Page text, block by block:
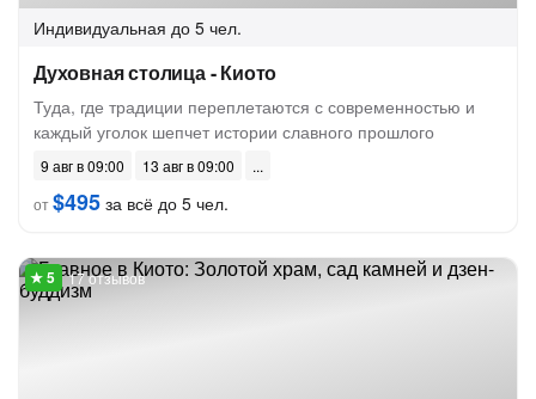
Индивидуальная до 5 чел.
Духовная столица - Киото
Туда, где традиции переплетаются с современностью и
каждый уголок шепчет истории славного прошлого
9 авг в 09:00
13 авг в 09:00
от$495 за всё до 5 чел.
17 отзывов